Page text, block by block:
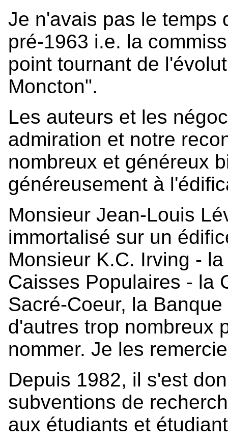
Je n'avais pas le temps
pré-1963 i.e. la
point tournant de
Moncton".
Les auteurs et les
admiration et notre
nombreux et généreux
généreusement à
Monsieur Jean-Louis
immortalisé sur un
Monsieur K.C. Irving -
Caisses Populaires - la
Sacré-Coeur, la
d'autres trop nombreux
nommer. Je les
Depuis 1982, il s'est
subventions de
aux étudiants et